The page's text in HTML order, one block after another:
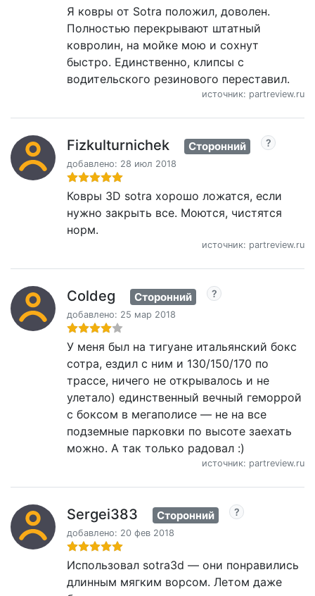
Я ковры от Sotra положил, доволен.
Полностью перекрывают штатный
ковролин, на мойке мою и сохнут
быстро. Единственно, клипсы с
водительского резинового переставил.
источник: partreview.ru
Fizkulturnichek Сторонний
добавлено: 28 июл 2018
Ковры 3D sotra хорошо ложатся, если
нужно закрыть все. Моются, чистятся
норм.
источник: partreview.ru
Coldeg Сторонний
добавлено: 25 мар 2018
У меня был на тигуане итальянский бокс
сотра, ездил с ним и 130/150/170 по
трассе, ничего не открывалось и не
улетало) единственный вечный геморрой
с боксом в мегаполисе — не на все
подземные парковки по высоте заехать
можно. А так только радовал :)
источник: partreview.ru
Sergei383 Сторонний
добавлено: 20 фев 2018
Использовал sotra3d — они понравились
длинным мягким ворсом. Летом даже